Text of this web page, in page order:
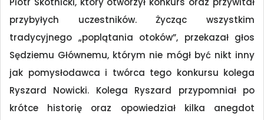
przybyłych uczestników. Życząc wszystkim
tradycyjnego „poplątania otoków”, przekazał głos
Sędziemu Głównemu, którym nie mógł być nikt inny
jak pomysłodawca i twórca tego konkursu kolega
Ryszard Nowicki. Kolega Ryszard przypomniał po
krótce historię oraz opowiedział kilka anegdot